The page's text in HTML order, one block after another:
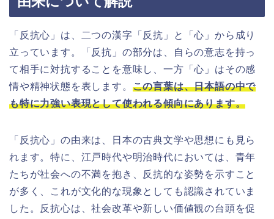
「反抗心」は、二つの漢字「反抗」と「心」から成り
立っています。「反抗」の部分は、自らの意志を持っ
て相手に対抗することを意味し、一方「心」はその感
情や精神状態を表します。 この言葉は、日本語の中で
も特に力強い表現として使われる傾向にあります。
「反抗心」の由来は、日本の古典文学や思想にも見ら
れます。特に、江戸時代や明治時代においては、青年
たちが社会への不満を抱き、反抗的な姿勢を示すこと
が多く、これが文化的な現象としても認識されていま
した。反抗心は、社会改革や新しい価値観の台頭を促